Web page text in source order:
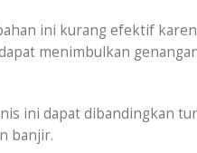
ini kurang efektif
menimbulkan
ini dapat dibandingkan
banjir.